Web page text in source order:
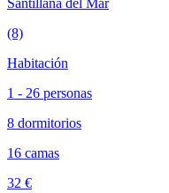
Santillana del Mar
(8)
Habitación
1 - 26 personas
8 dormitorios
16 camas
32 €